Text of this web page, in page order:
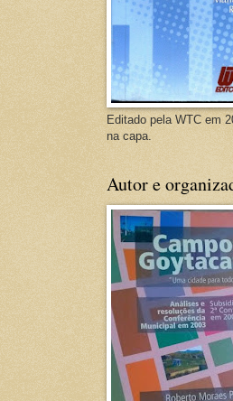
Editado pela WTC em
na capa.
Autor e